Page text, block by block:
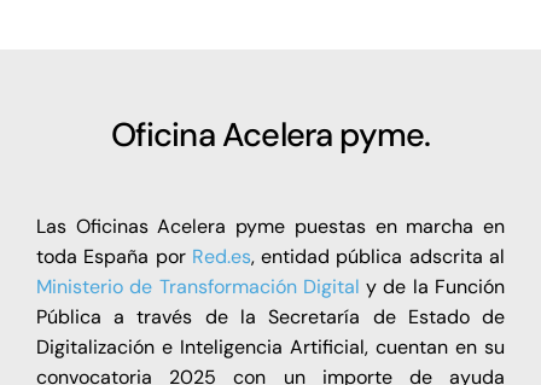
Oficina Acelera pyme.
Las Oficinas Acelera pyme puestas en marcha en
toda España por Red.es, entidad pública adscrita al
Ministerio de Transformación Digital y de la Función
Pública a través de la Secretaría de Estado de
Digitalización e Inteligencia Artificial, cuentan en su
convocatoria 2025 con un importe de ayuda